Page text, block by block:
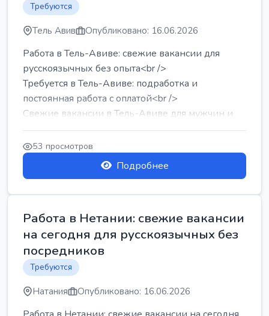
Требуются
Тель Авив Опубликовано: 16.06.2026
Работа в Тель-Авиве: свежие вакансии для
русскоязычных без опыта<br />
Требуется в Тель-Авиве: подработка и
постоянная работа с оплатой<br />
Свежие вакансии в Тель-Авиве для мужчин и
женщин от хозя...
53 просмотров
Подробнее
Работа в Нетании: свежие вакансии
на сегодня для русскоязычных без
посредников
Требуются
Натания Опубликовано: 16.06.2026